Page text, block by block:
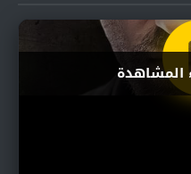
المشاهدة